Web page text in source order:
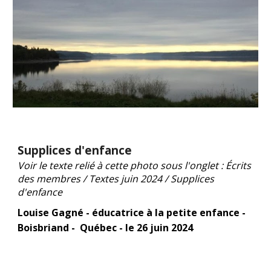
Supplices d'enfance
Voir le texte relié à cette photo sous l'onglet : Écrits
des membres / Textes juin 2024 /Supplices
d'enfance
Louise Gagné - éducatrice à la petite enfance -
Boisbriand - Québec - le 26 juin 2024